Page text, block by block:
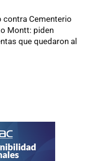
contra Cementerio
Montt: piden
que quedaron al